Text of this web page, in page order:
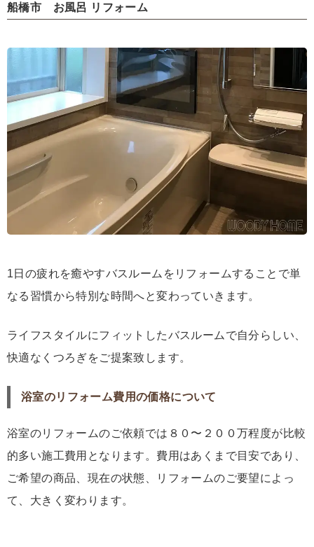
船橋市 お風呂 リフォーム
1日の疲れを癒やすバスルームをリフォームすることで単
なる習慣から特別な時間へと変わっていきます。
ライフスタイルにフィットしたバスルームで自分らしい、
快適なくつろぎをご提案致します。
浴室のリフォーム費用の価格について
浴室のリフォームのご依頼では８０〜２００万程度が比較
的多い施工費用となります。費用はあくまで目安であり、
ご希望の商品、現在の状態、リフォームのご要望によっ
て、大きく変わります。